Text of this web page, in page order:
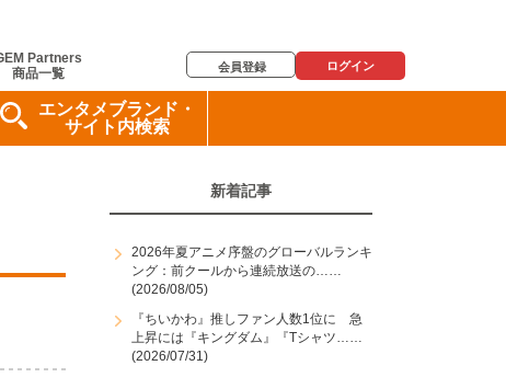
Partners
商品一覧
会員登録 ログイン
エンタメブランド・
サイト内検索
新着記事
2026年夏アニメ序盤のグローバルランキ
ング：前クールから連続放送の……
(2026/08/05)
『ちいかわ』推しファン人数1位に 急
上昇には『キングダム』『Tシャツ……
(2026/07/31)